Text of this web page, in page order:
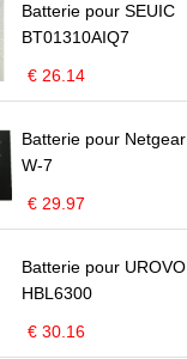
Batterie pour SEUIC
BT01310AIQ7
€ 26.14
Batterie pour Netgear
W-7
€ 29.97
Batterie pour UROVO
HBL6300
€ 30.16